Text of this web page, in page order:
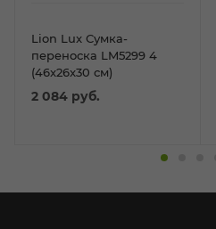
Lion Lux Сумка-
переноска LM5299 4
(46x26x30 см)
2 084 руб.